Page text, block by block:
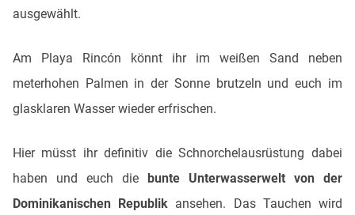
ausgewählt.
Am Playa Rincón könnt ihr im weißen Sand neben
meterhohen Palmen in der Sonne brutzeln und euch im
glasklaren Wasser wieder erfrischen.
Hier müsst ihr definitiv die Schnorchelausrüstung dabei
haben und euch die bunte Unterwasserwelt von der
Dominikanischen Republik ansehen. Das Tauchen wird